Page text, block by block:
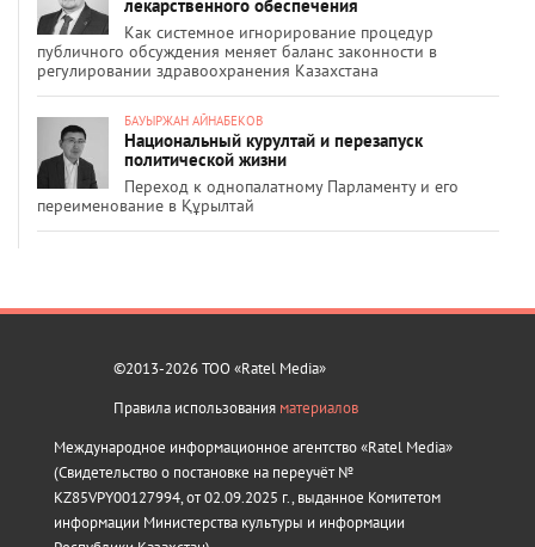
лекарственного обеспечения
Как системное игнорирование процедур
публичного обсуждения меняет баланс законности в
регулировании здравоохранения Казахстана
БАУЫРЖАН АЙНАБЕКОВ
Национальный курултай и перезапуск
политической жизни
Переход к однопалатному Парламенту и его
переименование в Құрылтай
©2013-2026 ТОО «Ratel Media»
Правила использования материалов
Международное информационное агентство «Ratel Media»
(Свидетельство о постановке на переучёт №
KZ85VPY00127994, от 02.09.2025 г., выданное Комитетом
информации Министерства культуры и информации